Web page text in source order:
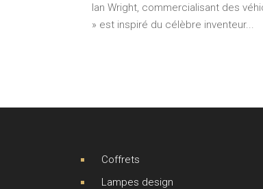
Ian Wright, commercialisant des
» est inspiré du célèbre inventeur...
Coffrets
Lampes design